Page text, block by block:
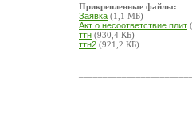
Прикрепленные файлы:
Заявка (1,1 МБ)
Акт о несоответствие плит
ттн (930,4 КБ)
ттн2 (921,2 КБ)